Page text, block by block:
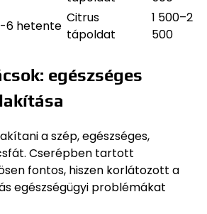
6 hetente
Citrus
tápoldat
1 500–2
500
egészséges
a szép, egészséges,
Cserépben tartott
fontos, hiszen korlátozott a
egészségügyi problémákat